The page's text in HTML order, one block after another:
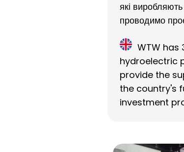
які
проводимо
WTW
hydroelectric
provide the
the country's
investment